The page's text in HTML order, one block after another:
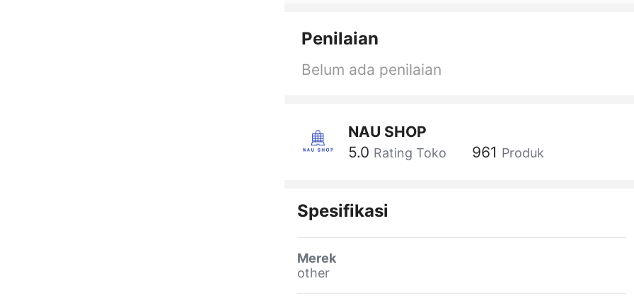
Penilaian
Belum ada penilaian
NAU SHOP
5.0 Rating Toko 961 Produk
Spesifikasi
Merek
other